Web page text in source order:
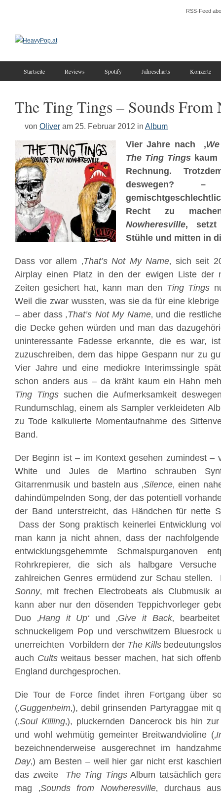
RSS-Feed
Startseite Reviews Spotify Jahrescharts Konzerte
The Ting Tings – Sounds From
von Oliver am 25. Februar 2012 in Album
Vier Jahre nach ‚
The Ting Tingskaum
Rechnung.
deswegen?
Recht zu
Nowheresville‚
Stühle und mitten in
Dass vor allem ‚That’s Not My Name‚ sich seit
Airplay einen Platz in den der ewigen Liste der
Zeiten gesichert hat, kann man den Ting Tings
Weil die zwar wussten, was sie da für eine
– aber dass‚That’s Not My Name‚ und die
die Decke gehen würden und man das
uninteressante Fadesse erkannte, die es war,
zuzuschreiben, dem das hippe Gespann nur zu
Vier Jahre und eine mediokre Interimssingle
schon anders aus – da kräht kaum ein Hahn
Ting Tingssuchen die Aufmerksamkeit
Rundumschlag, einem als Sampler verkleideten
zu Tode kalkulierte Momentaufnahme des
Band.
Der Beginn ist – im Kontext gesehen zumindest –
White und Jules de Martino schrauben
Gitarrenmusik und basteln aus ‚Silence‚ einen
dahindümpelnden Song, der das potentiell
der Band unterstreicht, das Händchen für nette
Dass der Song praktisch keinerlei Entwicklung
man kann ja nicht ahnen, dass der
entwicklungsgehemmte Schmalspurganoven
Rohrkrepierer, die sich als halbgare
zahlreichen Genres ermüdend zur Schau stellen.
Sonny‚ mit frechen Electrobeats als Clubmusik
kann aber nur den dösenden Teppichvorleger
Duo ‚Hang it Up‘ und ‚Give it Back‚
schnuckeligem Pop und verschwitzem Bluesrock
unerreichten Vorbildern der The Kills
auch Cultsweitaus besser machen, hat sich
England durchgesprochen.
Die Tour de Force findet ihren Fortgang über
(‚Guggenheim‚), debil grinsenden Partyraggae mit
(‚Soul Killing‚), pluckernden Dancerock bis hin
und wohl wehmütig gemeinter Breitwandvioline (‚
bezeichnenderweise ausgerechnet im
Day‚) am Besten – weil hier gar nicht erst
das zweite The Ting TingsAlbum tatsächlich
mag ‚Sounds from Nowheresville‚ durchaus